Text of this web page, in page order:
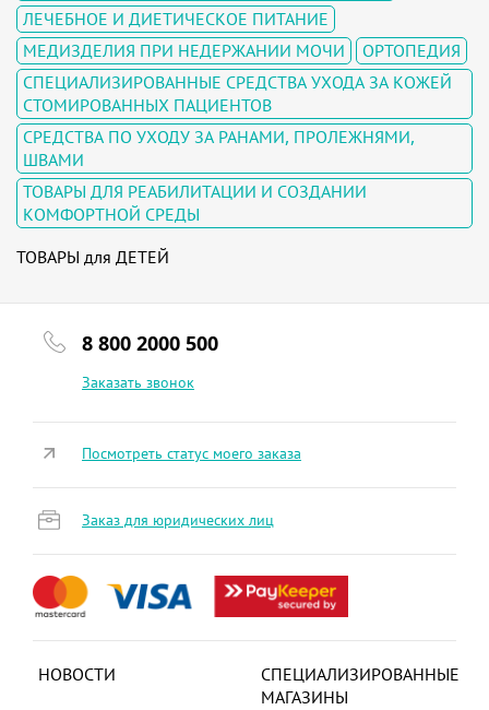
ТОВАРЫ для ДЕТЕЙ
ЛЕЧЕБНОЕ И ДИЕТИЧЕСКОЕ ПИТАНИЕ
МЕДИЗДЕЛИЯ ПРИ НЕДЕРЖАНИИ МОЧИ
ОРТОПЕДИЯ
СПЕЦИАЛИЗИРОВАННЫЕ СРЕДСТВА УХОДА ЗА КОЖЕЙ
СТОМИРОВАННЫХ ПАЦИЕНТОВ
СРЕДСТВА ПО УХОДУ ЗА РАНАМИ, ПРОЛЕЖНЯМИ,
ШВАМИ
ТОВАРЫ ДЛЯ РЕАБИЛИТАЦИИ И СОЗДАНИИ
КОМФОРТНОЙ СРЕДЫ
8 800 2000 500
Заказать звонок
НОВОСТИ
СПЕЦИАЛИЗИРОВАННЫЕ
МАГАЗИНЫ
Посмотреть статус моего заказа
Заказ для юридических лиц